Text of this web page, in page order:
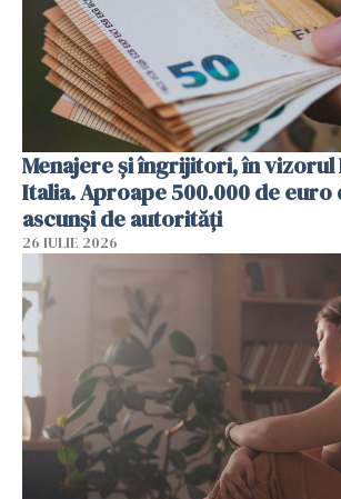
Menajere și îngrijitori, în vizorul
Italia. Aproape 500.000 de
ascunși de autorități
26 IULIE 2026